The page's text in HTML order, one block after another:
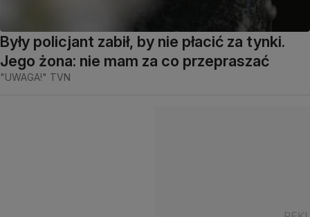
Były policjant zabił, by nie płacić za tynki.
Jego żona: nie mam za co przepraszać
"UWAGA!" TVN